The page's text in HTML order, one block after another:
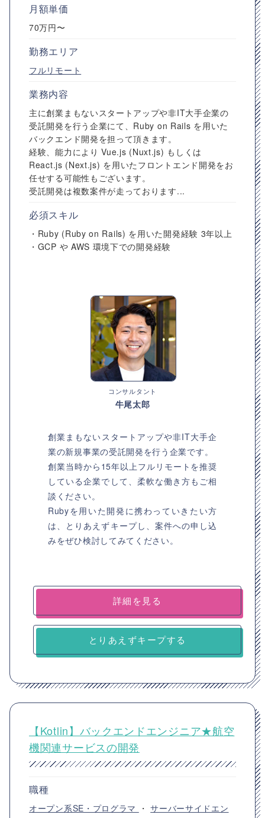
月額単価
70万円〜
勤務エリア
フルリモート
業務内容
主に創業まもないスタートアップや非IT大手企業の
受託開発を行う企業にて、Ruby on Rails を用いた
バックエンド開発を担って頂きます。
経験、能力により Vue.js (Nuxt.js) もしくは
React.js (Next.js) を用いたフロントエンド開発をお
任せする可能性もございます。
受託開発は複数案件が走っております...
必須スキル
・Ruby (Ruby on Rails) を用いた開発経験 3年以上
・GCP や AWS 環境下での開発経験
コンサルタント
牛尾太郎
創業まもないスタートアップや非IT大手企
業の新規事業の受託開発を行う企業です。
創業当時から15年以上フルリモートを推奨
している企業でして、柔軟な働き方もご相
談ください。
Rubyを用いた開発に携わっていきたい方
は、とりあえずキープし、案件への申し込
みをぜひ検討してみてください。
詳細を見る
とりあえずキープする
【Kotlin】バックエンドエンジニア★航空
機関連サービスの開発
職種
オープン系SE・プログラマ ・サーバーサイドエン